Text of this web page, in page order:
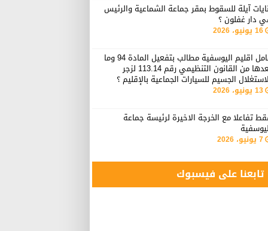
آيلة للسقوط بمقر جماعة الشماعية والرئيس
دار غفلون ؟
16 يونيو، 2026
عامل اقليم اليوسفية مطالب بتفعيل المادة 94 وما
بعدها من القانون التنظيمي رقم 113.14 لزجر
الجسيم للسيارات الجماعية بالإقليم ؟
13 يونيو، 2026
تفاعلا مع الخرجة الاخيرة لرئيسة جماعة
7 يونيو، 2026
تابعنا على فيسبوك